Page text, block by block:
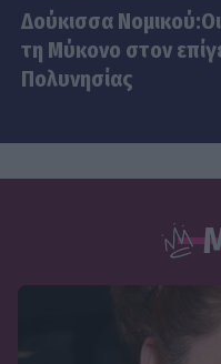
Δούκισσα
τη Μύκονο στον
Πολυνησίας